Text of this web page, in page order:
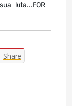
luta...FOR
Share